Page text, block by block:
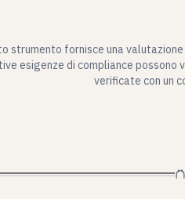
strumento fornisce una
esigenze di compliance possono
verificate con un